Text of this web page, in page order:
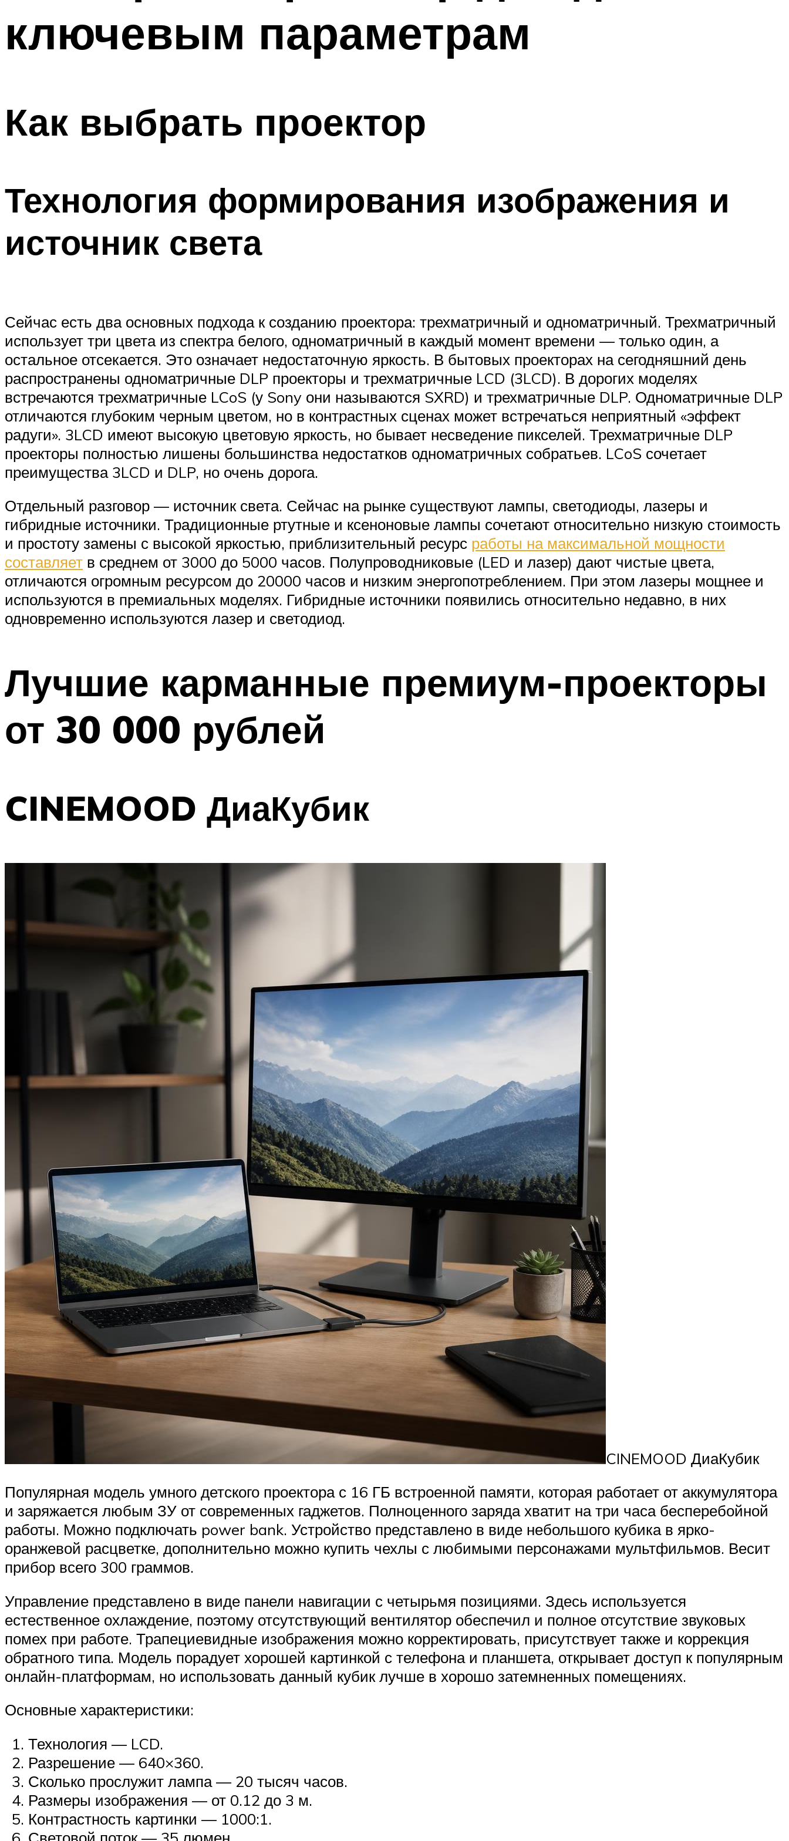
ключевым параметрам
Как выбрать проектор
Технология формирования изображения и
источник света
Сейчас есть два основных подхода к созданию проектора: трехматричный и одноматричный. Трехматричный
использует три цвета из спектра белого, одноматричный в каждый момент времени — только один, а
остальное отсекается. Это означает недостаточную яркость. В бытовых проекторах на сегодняшний день
распространены одноматричные DLP проекторы и трехматричные LCD (3LCD). В дорогих моделях
встречаются трехматричные LCoS (у Sony они называются SXRD) и трехматричные DLP. Одноматричные DLP
отличаются глубоким черным цветом, но в контрастных сценах может встречаться неприятный «эффект
радуги». 3LCD имеют высокую цветовую яркость, но бывает несведение пикселей. Трехматричные DLP
проекторы полностью лишены большинства недостатков одноматричных собратьев. LCoS сочетает
преимущества 3LCD и DLP, но очень дорога.
Отдельный разговор — источник света. Сейчас на рынке существуют лампы, светодиоды, лазеры и
гибридные источники. Традиционные ртутные и ксеноновые лампы сочетают относительно низкую стоимость
и простоту замены с высокой яркостью, приблизительный ресурс работы на максимальной мощности
составляет в среднем от 3000 до 5000 часов. Полупроводниковые (LED и лазер) дают чистые цвета,
отличаются огромным ресурсом до 20000 часов и низким энергопотреблением. При этом лазеры мощнее и
используются в премиальных моделях. Гибридные источники появились относительно недавно, в них
одновременно используются лазер и светодиод.
Лучшие карманные премиум-проекторы
от 30 000 рублей
CINEMOOD ДиаКубик
CINEMOOD ДиаКубик
Популярная модель умного детского проектора с 16 ГБ встроенной памяти, которая работает от аккумулятора
и заряжается любым ЗУ от современных гаджетов. Полноценного заряда хватит на три часа бесперебойной
работы. Можно подключать power bank. Устройство представлено в виде небольшого кубика в ярко-
оранжевой расцветке, дополнительно можно купить чехлы с любимыми персонажами мультфильмов. Весит
прибор всего 300 граммов.
Управление представлено в виде панели навигации с четырьмя позициями. Здесь используется
естественное охлаждение, поэтому отсутствующий вентилятор обеспечил и полное отсутствие звуковых
помех при работе. Трапециевидные изображения можно корректировать, присутствует также и коррекция
обратного типа. Модель порадует хорошей картинкой с телефона и планшета, открывает доступ к популярным
онлайн-платформам, но использовать данный кубик лучше в хорошо затемненных помещениях.
Основные характеристики:
Технология — LCD.
Разрешение — 640×360.
Сколько прослужит лампа — 20 тысяч часов.
Размеры изображения — от 0.12 до 3 м.
Контрастность картинки — 1000:1.